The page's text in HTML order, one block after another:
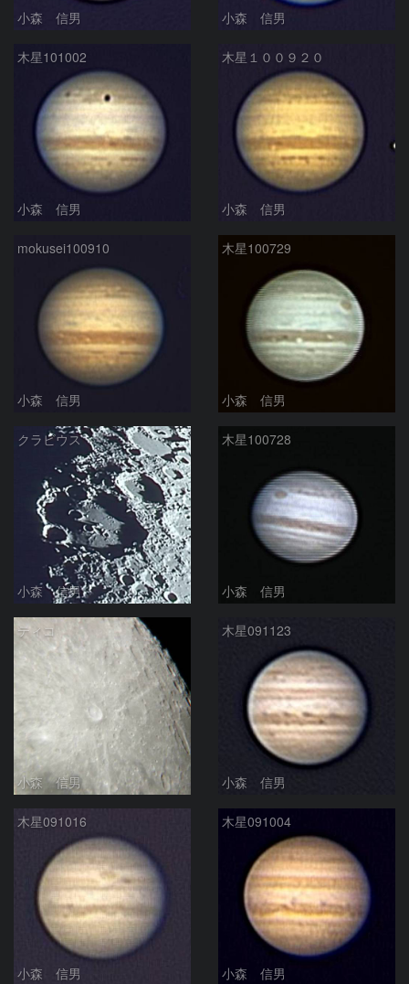
小森 信男 小森 信男
木星101002
小森 信男
木星１００９２０
小森 信男
mokusei100910
小森 信男
木星100729
小森 信男
クラビウス
小森 信男
木星100728
小森 信男
ティコ
小森 信男
木星091123
小森 信男
木星091016
小森 信男
木星091004
小森 信男